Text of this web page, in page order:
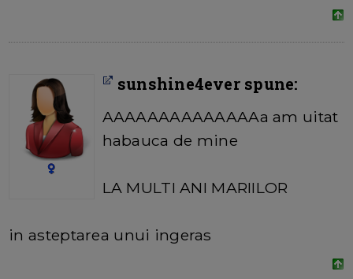
sunshine4ever spune:
AAAAAAAAAAAAAAa am uitat
habauca de mine
LA MULTI ANI MARIILOR
in asteptarea unui ingeras